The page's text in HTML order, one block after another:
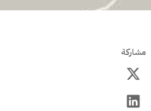
مشاركة